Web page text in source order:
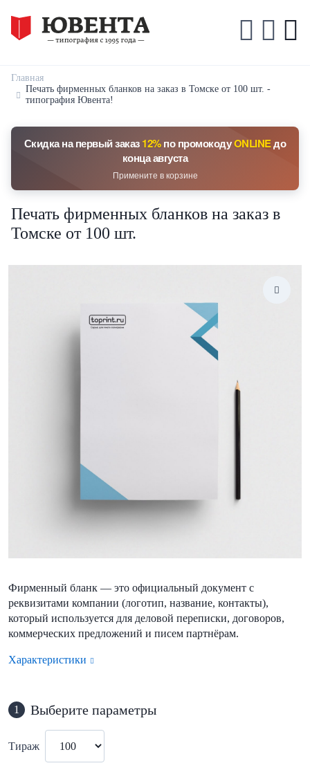
Главная
Печать фирменных бланков на заказ в Томске от 100 шт. -
типография Ювента!
Скидка на первый заказ12%по промокодуONLINEдо
конца августа
Примените в корзине
Печать фирменных бланков на заказ в
Томске от 100 шт.
Фирменный бланк — это официальный документ с
реквизитами компании (логотип, название, контакты),
который используется для деловой переписки, договоров,
коммерческих предложений и писем партнёрам.
Характеристики
1 Выберите параметры
Тираж